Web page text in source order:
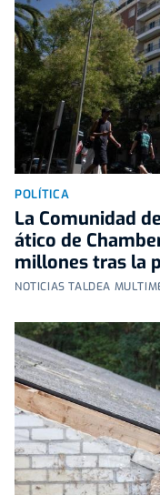
POLÍTICA
La Comunidad
ático de
millones tras la
NOTICIAS TALDEA